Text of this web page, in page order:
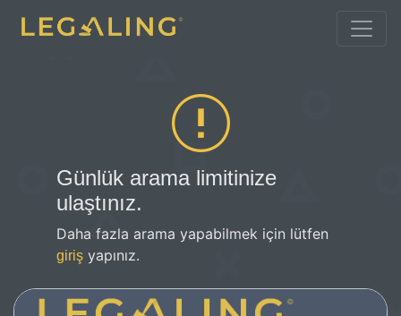
Günlük arama limitinize
ulaştınız.
Daha fazla arama yapabilmek için lütfen
giriş yapınız.